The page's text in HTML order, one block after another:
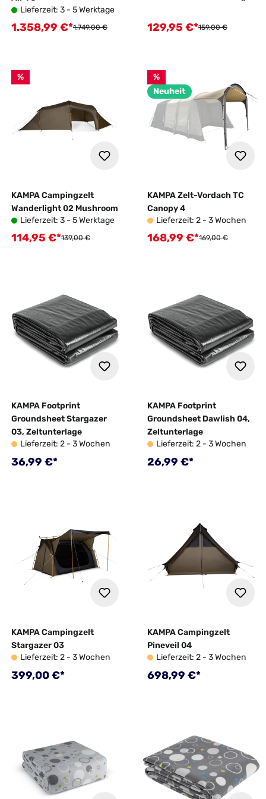
Lieferzeit: 3 - 5 Werktage
Verkaufspreis:
1.358,99 €*Regulärer Preis:
1.749,00 € Verkaufspreis:
129,95 €*Regulärer Preis:
159,00 €
%
KAMPA Campingzelt
Wanderlight 02 Mushroom
Lieferzeit: 3 - 5 Werktage
Verkaufspreis:
114,95 €*Regulärer Preis:
139,00 €
%
Neuheit
KAMPA Zelt-Vordach TC
Canopy 4
Lieferzeit: 2 - 3 Wochen
Verkaufspreis:
168,99 €*Regulärer Preis:
169,00 €
KAMPA Footprint
Groundsheet Stargazer
03, Zeltunterlage
Lieferzeit: 2 - 3 Wochen
Regulärer Preis:
36,99 €*
KAMPA Footprint
Groundsheet Dawlish 04,
Zeltunterlage
Lieferzeit: 2 - 3 Wochen
Regulärer Preis:
26,99 €*
KAMPA Campingzelt
Stargazer 03
Lieferzeit: 2 - 3 Wochen
Regulärer Preis:
399,00 €*
KAMPA Campingzelt
Pineveil 04
Lieferzeit: 2 - 3 Wochen
Regulärer Preis:
698,99 €*